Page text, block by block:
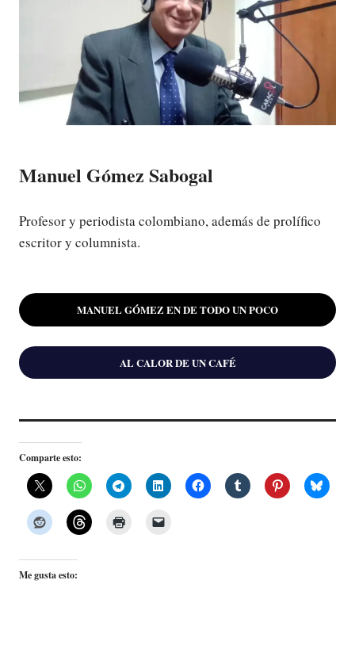
Manuel Gómez Sabogal
Profesor y periodista colombiano, además de prolífico
escritor y columnista.
MANUEL GÓMEZ EN DE TODO UN POCO
AL CALOR DE UN CAFÉ
Comparte esto:
Me gusta esto: